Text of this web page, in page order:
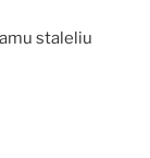
staleliu